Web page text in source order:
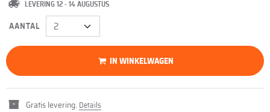
LEVERING 12 - 14 AUGUSTUS
AANTAL
IN WINKELWAGEN
Gratis levering. Details